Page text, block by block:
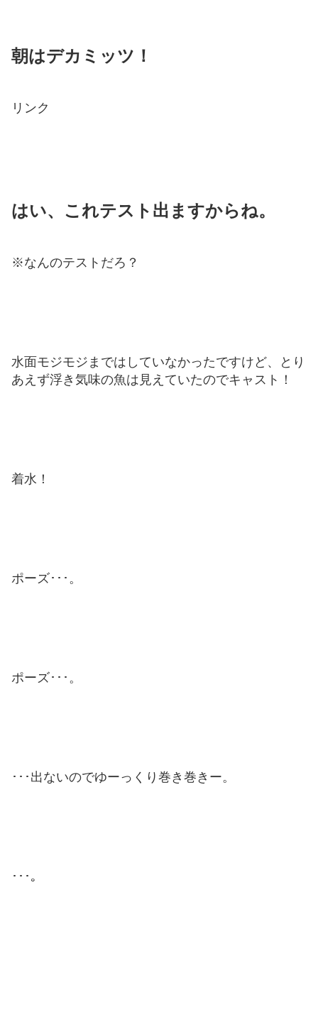
朝はデカミッツ！
リンク
はい、これテスト出ますからね。
※なんのテストだろ？
水面モジモジまではしていなかったですけど、とり
あえず浮き気味の魚は見えていたのでキャスト！
着水！
ポーズ･･･。
ポーズ･･･。
･･･出ないのでゆーっくり巻き巻きー。
･･･。